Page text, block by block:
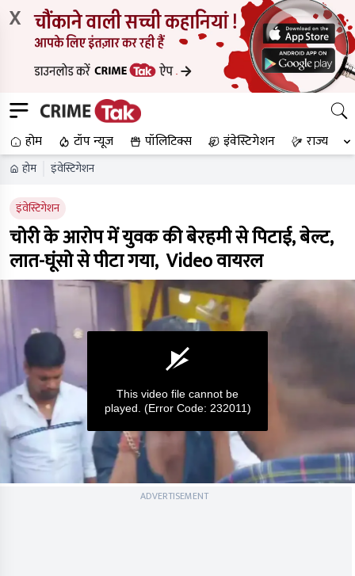
X
होम टॉप न्यूज पॉलिटिक्स इंवेस्टिगेशन राज्य
होम इंवेस्टिगेशन
इंवेस्टिगेशन
चोरी के आरोप में युवक की बेरहमी से पिटाई, बेल्ट,
लात-घूंसो से पीटा गया, Video वायरल
This video file cannot be
played. (Error Code: 232011)
ADVERTISEMENT